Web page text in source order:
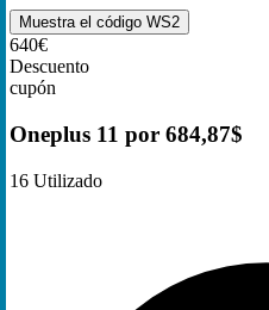
Muestra el código WS2
640€
Descuento
cupón
Oneplus 11 por 684,87$
16 Utilizado